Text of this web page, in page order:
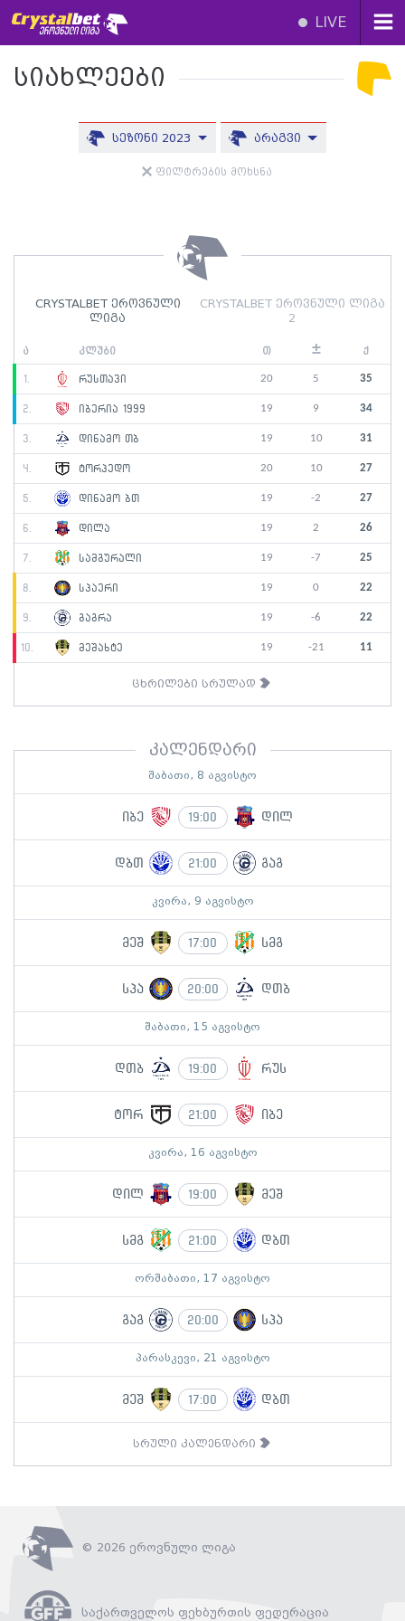
LIVE
CRYSTALBET ეროვნული
ლიგა
CRYSTALBET ეროვნული ლიგა
2
ა კლუბი თ ± ქ
1. რუსთავი 20 5 35
2. იბერია 1999 19 9 34
3. დინამო თბ 19 10 31
4. ტორპედო 20 10 27
5. დინამო ბთ 19 -2 27
6. დილა 19 2 26
7. სამგურალი 19 -7 25
8. სპაერი 19 0 22
9. გაგრა 19 -6 22
10. მეშახტე 19 -21 11
ცხრილები სრულად
კალენდარი
შაბათი, 8 აგვისტო
იბე 19:00 დილ
დბთ 21:00 გაგ
კვირა, 9 აგვისტო
მეშ 17:00 სმგ
სპა 20:00 დთბ
შაბათი, 15 აგვისტო
დთბ 19:00 რუს
ტორ 21:00 იბე
კვირა, 16 აგვისტო
დილ 19:00 მეშ
სმგ 21:00 დბთ
ორშაბათი, 17 აგვისტო
გაგ 20:00 სპა
პარასკევი, 21 აგვისტო
მეშ 17:00 დბთ
სრული კალენდარი
სიახლეები
სეზონი 2023 არაგვი
ფილტრების მოხსნა
© 2026 ეროვნული ლიგა
საქართველოს ფეხბურთის ფედერაცია